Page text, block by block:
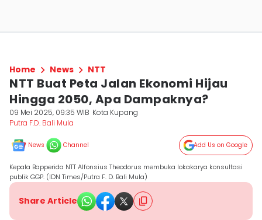
Home News NTT
NTT Buat Peta Jalan Ekonomi Hijau
Hingga 2050, Apa Dampaknya?
09 Mei 2025, 09:35 WIB Kota Kupang
Putra F.D. Bali Mula
News Channel Add Us on Google
Kepala Bapperida NTT Alfonsius Theodorus membuka lokakarya konsultasi
publik GGP. (IDN Times/Putra F. D. Bali Mula)
Share Article